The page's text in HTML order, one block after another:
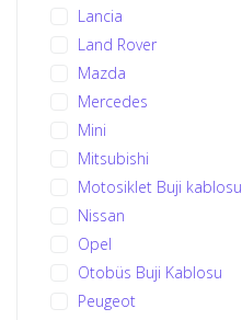
Lancia
Land Rover
Mazda
Mercedes
Mini
Mitsubishi
Motosiklet Buji kablosu
Nissan
Opel
Otobüs Buji Kablosu
Peugeot